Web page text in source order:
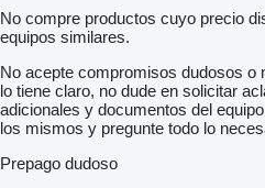
poskytneme na telefónnom čísle
Vozidlo prešlo kontrolou
kontrolou merania laku a
aj prostredníctvom registra
Ponúkame možnosť výhodného
splátky
bez zbytočného čakania s
No compre productos cuyo precio
equipos similares.
No acepte compromisos dudosos o
lo tiene claro, no dude en solicitar
adicionales y documentos del
los mismos y pregunte todo lo
Prepago dudoso